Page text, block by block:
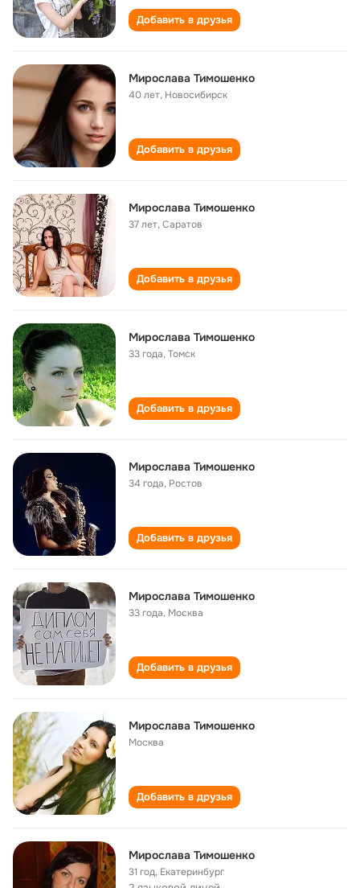
Добавить в друзья
Мирослава Тимошенко
40 лет, Новосибирск
Добавить в друзья
Мирослава Тимошенко
37 лет,Саратов
Добавить в друзья
Мирослава Тимошенко
33 года,Томск
Добавить в друзья
Мирослава Тимошенко
34 года, Ростов
Добавить в друзья
Мирослава Тимошенко
33 года, Москва
Добавить в друзья
Мирослава Тимошенко
Москва
Добавить в друзья
Мирослава Тимошенко
31 год, Екатеринбург